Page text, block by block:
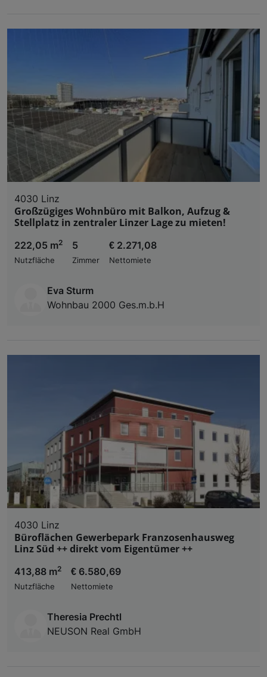
4030 Linz
Großzügiges Wohnbüro mit Balkon, Aufzug &
Stellplatz in zentraler Linzer Lage zu mieten!
222,05 m2
Nutzfläche
5
Zimmer
€ 2.271,08
Nettomiete
Eva Sturm
Wohnbau 2000 Ges.m.b.H
4030 Linz
Büroflächen Gewerbepark Franzosenhausweg
Linz Süd ++ direkt vom Eigentümer ++
413,88 m2
Nutzfläche
€ 6.580,69
Nettomiete
Theresia Prechtl
NEUSON Real GmbH